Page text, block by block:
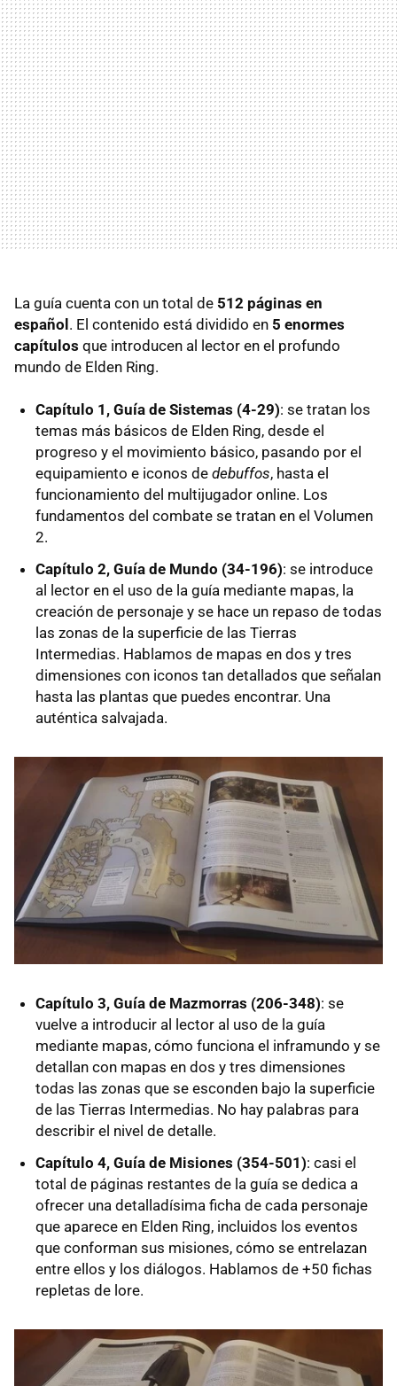
La guía cuenta con un total de 512 páginas en
español. El contenido está dividido en 5 enormes
capítulos que introducen al lector en el profundo
mundo de Elden Ring.
Capítulo 1, Guía de Sistemas (4-29): se tratan los
temas más básicos de Elden Ring, desde el
progreso y el movimiento básico, pasando por el
equipamiento e iconos de debuffos, hasta el
funcionamiento del multijugador online. Los
fundamentos del combate se tratan en el Volumen
2.
Capítulo 2, Guía de Mundo (34-196): se introduce
al lector en el uso de la guía mediante mapas, la
creación de personaje y se hace un repaso de todas
las zonas de la superficie de las Tierras
Intermedias. Hablamos de mapas en dos y tres
dimensiones con iconos tan detallados que señalan
hasta las plantas que puedes encontrar. Una
auténtica salvajada.
Capítulo 3, Guía de Mazmorras (206-348): se
vuelve a introducir al lector al uso de la guía
mediante mapas, cómo funciona el inframundo y se
detallan con mapas en dos y tres dimensiones
todas las zonas que se esconden bajo la superficie
de las Tierras Intermedias. No hay palabras para
describir el nivel de detalle.
Capítulo 4, Guía de Misiones (354-501): casi el
total de páginas restantes de la guía se dedica a
ofrecer una detalladísima ficha de cada personaje
que aparece en Elden Ring, incluidos los eventos
que conforman sus misiones, cómo se entrelazan
entre ellos y los diálogos. Hablamos de +50 fichas
repletas de lore.